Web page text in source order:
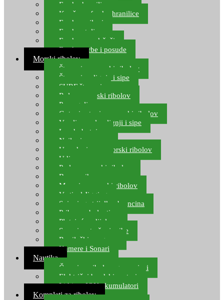
Feeder hranilice
Kopče za feeder hranilice
Feeder najloni
Feeder stolice
Feeder arm držači
Feeder torbe i posude
Morski ribolov
Štapovi za morski ribolov
Štapovi za lignje i sipe
SURF štapovi
Role za morski ribolov
Parangali
Gotovi setovi za morski ribolov
Varalice za lov lignji i sipe
Lov hobotnice
Najloni za more
Upredenice za morski ribolov
Udice za more
Perle za morski ribolov
Brum prihrana za more
Mamci za morski ribolov
Vertical Jigging
Spinning strijelke, brancina
Pribor za bolentino
Plutajuća odijela
Sonari za traženje ribe
Ronilački program
Kamere i Sonari
Nautika
Čamci za ribolov, gumenjaci
Električni brodski motori
Lithium ION akumulatori
Kompleti za ribolov